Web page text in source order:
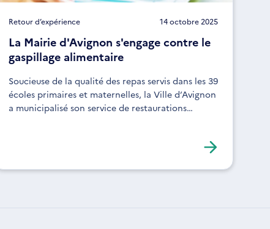
Retour d’expérience 14 octobre 2025
La Mairie d'Avignon s'engage contre le
gaspillage alimentaire
Soucieuse de la qualité des repas servis dans les 39
écoles primaires et maternelles, la Ville d’Avignon
a municipalisé son service de restaurations